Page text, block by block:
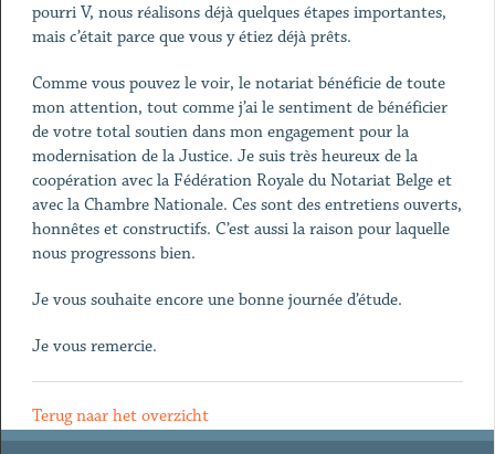
pourri V, nous réalisons déjà quelques étapes importantes,
mais c’était parce que vous y étiez déjà prêts.
Comme vous pouvez le voir, le notariat bénéficie de toute
mon attention, tout comme j’ai le sentiment de bénéficier
de votre total soutien dans mon engagement pour la
modernisation de la Justice. Je suis très heureux de la
coopération avec la Fédération Royale du Notariat Belge et
avec la Chambre Nationale. Ces sont des entretiens ouverts,
honnêtes et constructifs. C’est aussi la raison pour laquelle
nous progressons bien.
Je vous souhaite encore une bonne journée d’étude.
Je vous remercie.
Terug naar het overzicht